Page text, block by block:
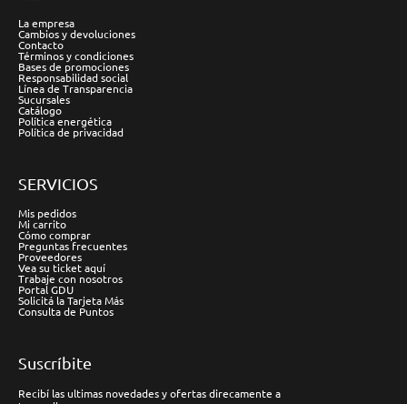
La empresa
Cambios y devoluciones
Contacto
Términos y condiciones
Bases de promociones
Responsabilidad social
Línea de Transparencia
Sucursales
Catálogo
Política energética
Política de privacidad
SERVICIOS
Mis pedidos
Mi carrito
Cómo comprar
Preguntas frecuentes
Proveedores
Vea su ticket aquí
Trabaje con nosotros
Portal GDU
Solicitá la Tarjeta Más
Consulta de Puntos
Suscríbite
Recibí las ultimas novedades y ofertas direcamente a